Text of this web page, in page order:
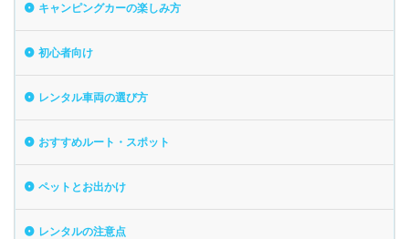
キャンピングカーの楽しみ方
初心者向け
レンタル車両の選び方
おすすめルート・スポット
ペットとお出かけ
レンタルの注意点